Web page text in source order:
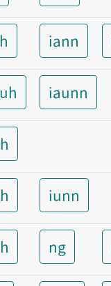
iann
iaunn
iunn
ng